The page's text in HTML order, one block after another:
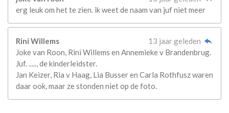
erg leuk om het te zien. ik weet de naam van juf niet meer
Rini Willems
13 jaar geleden
Joke van Roon, Rini Willems en Annemieke v Brandenbrug.
Juf. ....., de kinderleidster.
Jan Keizer, Ria v Haag, Lia Busser en Carla Rothfusz waren
daar ook, maar ze stonden niet op de foto.